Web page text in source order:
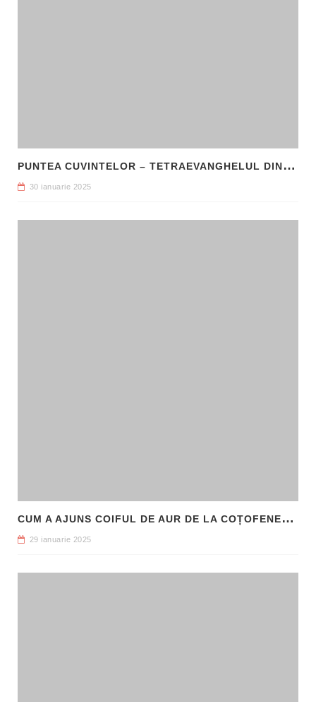
P
UNTEA CUVINTELOR – TETRAEVANGHELUL DIN 1561 ȘI NAȘTEREA LIMBII ROMÂNE LITERARE
30 ianuarie 2025
C
UM A AJUNS COIFUL DE AUR DE LA COȚOFENEȘTI ÎN PATRIMONIUL NAȚIONAL
29 ianuarie 2025